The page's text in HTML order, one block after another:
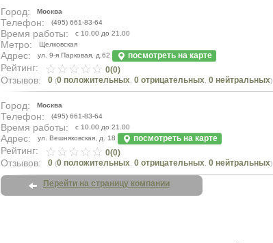
Город: Москва
Телефон: (495) 661-83-64
Время работы: с 10.00 до 21.00
Метро: Щелковская
Адрес: ул. 9-я Парковая, д.62 посмотреть на карте
Рейтинг: 0(0)
Отзывов: 0 (0 положительных 0 отрицательных 0 нейтральных)
Город: Москва
Телефон: (495) 661-83-64
Время работы: с 10.00 до 21.00
Адрес: ул. Вешняковская, д. 18 посмотреть на карте
Рейтинг: 0(0)
Отзывов: 0 (0 положительных 0 отрицательных 0 нейтральных)
Перейти на страницу компании